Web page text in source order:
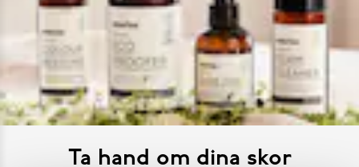
Ta hand om dina skor